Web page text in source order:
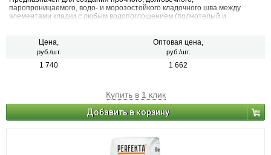
паропроницаемого, водо- и морозостойкого кладочного шва между
элементами кладки с любым водопоглощением (полнотелый и
натурального камня) с одновременной декоративной расшивкой швов
Цена,
руб./шт.
Оптовая цена,
руб./шт.
1 740 1 662
Купить в 1 клик
Добавить в корзину